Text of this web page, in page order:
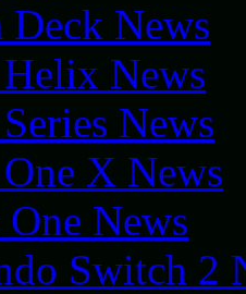
Deck News
News
News
X News
News
Switch 2